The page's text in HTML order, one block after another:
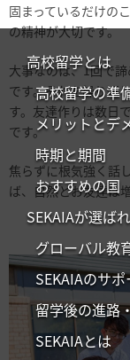
高校留学とは
高校留学の準
メリットとデ
時期と期間
おすすめの国
SEKAIAが選ば
グローバル教
SEKAIAのサ
留学後の進路
SEKAIAとは
固まっているだけの
の精神が大切です。
大事なのは、1回で
です。それを繰り返
す。友達作りは数日
です。
焦らずに根気強く話
ば、自然とお友達は